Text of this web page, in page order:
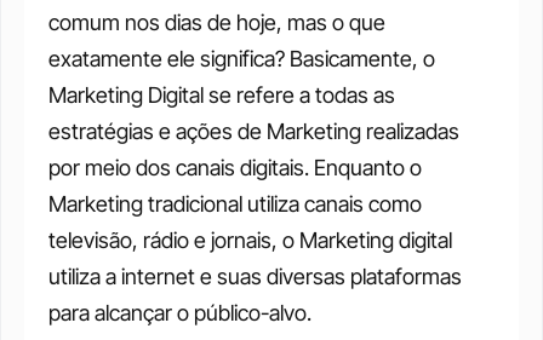
comum nos dias de hoje, mas o que
exatamente ele significa? Basicamente, o
Marketing Digital se refere a todas as
estratégias e ações de Marketing realizadas
por meio dos canais digitais. Enquanto o
Marketing tradicional utiliza canais como
televisão, rádio e jornais, o Marketing digital
utiliza a internet e suas diversas plataformas
para alcançar o público-alvo.